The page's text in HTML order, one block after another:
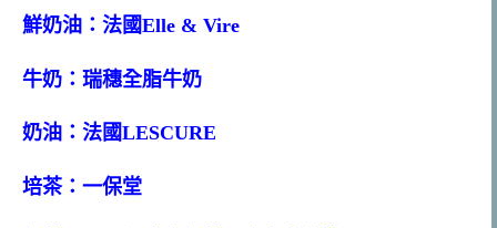
鮮奶油：法國Elle & Vire
牛奶：瑞穗全脂牛奶
奶油：法國LESCURE
培茶：一保堂